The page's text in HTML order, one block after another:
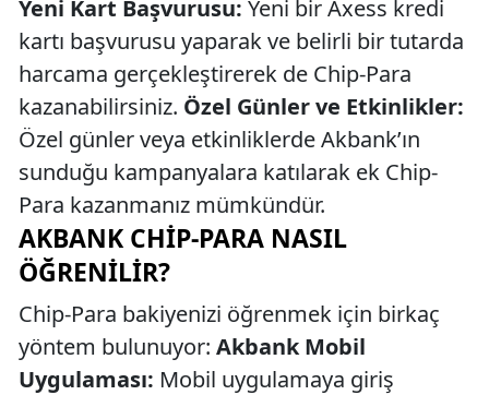
Yeni Kart Başvurusu: Yeni bir Axess kredi
kartı başvurusu yaparak ve belirli bir tutarda
harcama gerçekleştirerek de Chip-Para
kazanabilirsiniz. Özel Günler ve Etkinlikler:
Özel günler veya etkinliklerde Akbank’ın
sunduğu kampanyalara katılarak ek Chip-
Para kazanmanız mümkündür.
AKBANK CHIP-PARA NASIL
ÖĞRENILIR?
Chip-Para bakiyenizi öğrenmek için birkaç
yöntem bulunuyor: Akbank Mobil
Uygulaması: Mobil uygulamaya giriş